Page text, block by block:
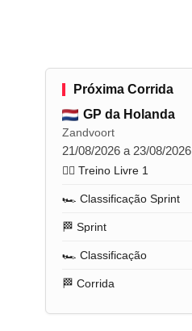
Próxima Corrida
GP da Holanda
Zandvoort
21/08/2026 a 23/08/2026
🏋️‍♂️ Treino Livre 1
🏎️ Classificação Sprint
🏁 Sprint
🏎️ Classificação
🏁 Corrida